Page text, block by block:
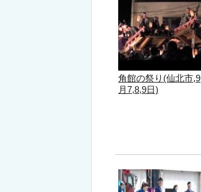
角館の祭り(仙北市,9
月7,8,9日)